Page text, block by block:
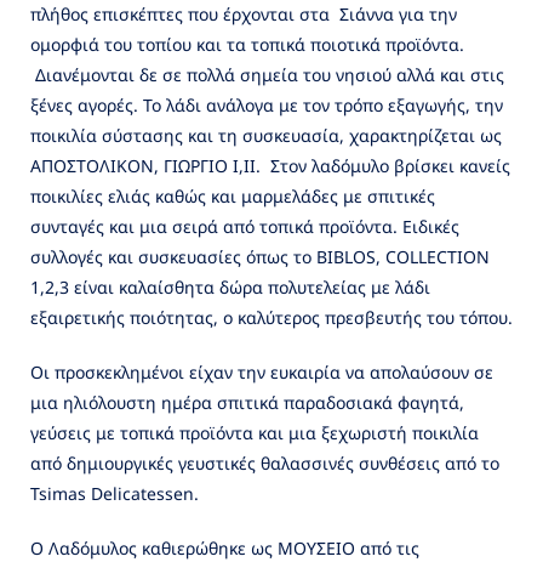
πλήθος επισκέπτες που έρχονται στα Σιάννα για την
ομορφιά του τοπίου και τα τοπικά ποιοτικά προϊόντα.
Διανέμονται δε σε πολλά σημεία του νησιού αλλά και στις
ξένες αγορές. Το λάδι ανάλογα με τον τρόπο εξαγωγής, την
ποικιλία σύστασης και τη συσκευασία, χαρακτηρίζεται ως
ΑΠΟΣΤΟΛΙΚΟΝ, ΓΙΩΡΓΙΟ Ι,ΙΙ. Στον λαδόμυλο βρίσκει κανείς
ποικιλίες ελιάς καθώς και μαρμελάδες με σπιτικές
συνταγές και μια σειρά από τοπικά προϊόντα. Ειδικές
συλλογές και συσκευασίες όπως το BIBLOS, COLLECTION
1,2,3 είναι καλαίσθητα δώρα πολυτελείας με λάδι
εξαιρετικής ποιότητας, ο καλύτερος πρεσβευτής του τόπου.
Οι προσκεκλημένοι είχαν την ευκαιρία να απολαύσουν σε
μια ηλιόλουστη ημέρα σπιτικά παραδοσιακά φαγητά,
γεύσεις με τοπικά προϊόντα και μια ξεχωριστή ποικιλία
από δημιουργικές γευστικές θαλασσινές συνθέσεις από το
Tsimas Delicatessen.
Ο Λαδόμυλος καθιερώθηκε ως ΜΟΥΣΕΙΟ από τις